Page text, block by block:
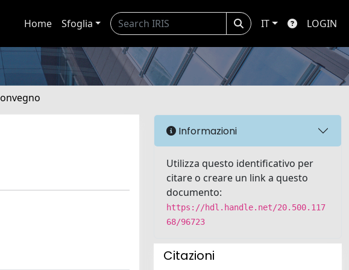
Home Sfoglia IT LOGIN
Informazioni
Utilizza questo identificativo per
citare o creare un link a questo
documento:
https://hdl.handle.net/20.500.117
68/96723
Citazioni